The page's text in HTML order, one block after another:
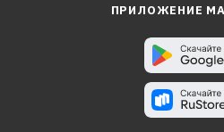
ПРИЛОЖЕНИЕ